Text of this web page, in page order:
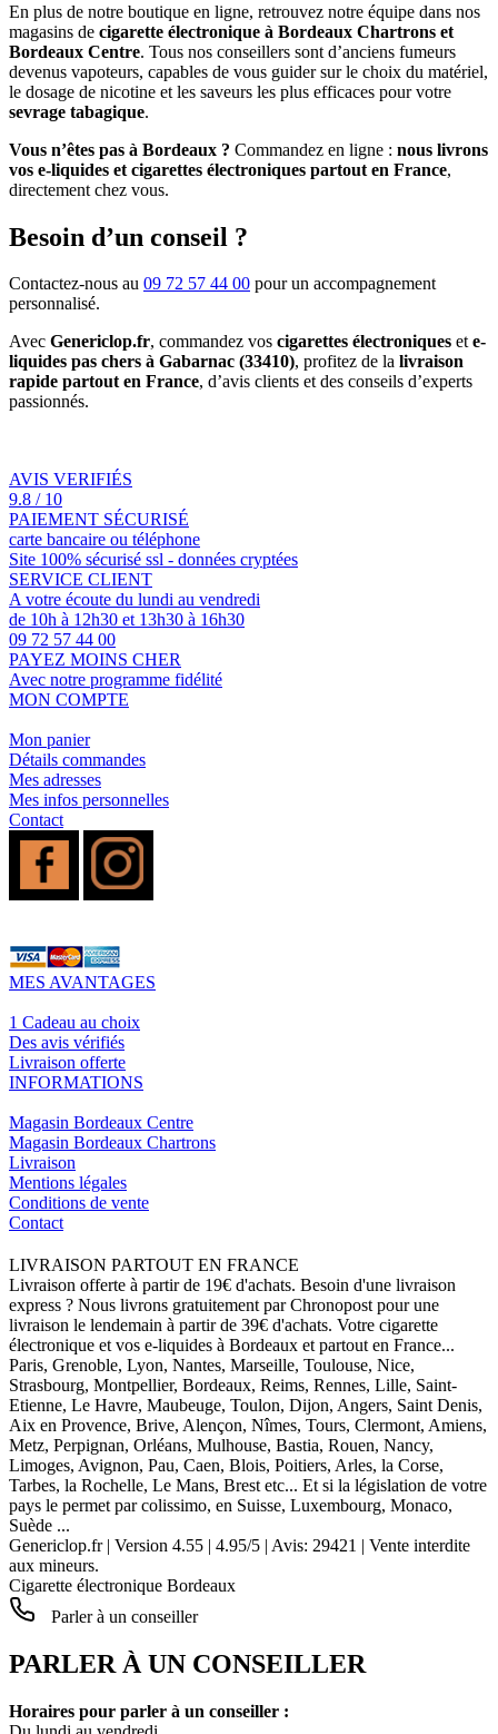
En plus de notre boutique en ligne, retrouvez notre équipe dans nos
magasins de cigarette électronique à Bordeaux Chartrons et
Bordeaux Centre. Tous nos conseillers sont d’anciens fumeurs
devenus vapoteurs, capables de vous guider sur le choix du matériel,
le dosage de nicotine et les saveurs les plus efficaces pour votre
sevrage tabagique.
Vous n’êtes pas à Bordeaux ? Commandez en ligne : nous livrons
vos e-liquides et cigarettes électroniques partout en France,
directement chez vous.
Besoin d’un conseil ?
Contactez-nous au 09 72 57 44 00 pour un accompagnement
personnalisé.
Avec Genericlop.fr, commandez vos cigarettes électroniques ete-
liquides pas chers à Gabarnac (33410), profitez de la livraison
rapide partout en France, d’avis clients et des conseils d’experts
passionnés.
AVIS VERIFIÉS
9.8 / 10
PAIEMENT SÉCURISÉ
carte bancaire ou téléphone
Site 100% sécurisé ssl - données cryptées
SERVICE CLIENT
A votre écoute du lundi au vendredi
de 10h à 12h30 et 13h30 à 16h30
09 72 57 44 00
PAYEZ MOINS CHER
Avec notre programme fidélité
MON COMPTE
Mon panier
Détails commandes
Mes adresses
Mes infos personnelles
Contact
MES AVANTAGES
1 Cadeau au choix
Des avis vérifiés
Livraison offerte
INFORMATIONS
Magasin Bordeaux Centre
Magasin Bordeaux Chartrons
Livraison
Mentions légales
Conditions de vente
Contact
LIVRAISON PARTOUT EN FRANCE
Livraison offerte à partir de 19€ d'achats. Besoin d'une livraison
express ? Nous livrons gratuitement par Chronopost pour une
livraison le lendemain à partir de 39€ d'achats. Votre cigarette
électronique et vos e-liquides à Bordeaux et partout en France...
Paris, Grenoble, Lyon, Nantes, Marseille, Toulouse, Nice,
Strasbourg, Montpellier, Bordeaux, Reims, Rennes, Lille, Saint-
Etienne, Le Havre, Maubeuge, Toulon, Dijon, Angers, Saint Denis,
Aix en Provence, Brive, Alençon, Nîmes, Tours, Clermont, Amiens,
Metz, Perpignan, Orléans, Mulhouse, Bastia, Rouen, Nancy,
Limoges, Avignon, Pau, Caen, Blois, Poitiers, Arles, la Corse,
Tarbes, la Rochelle, Le Mans, Brest etc... Et si la législation de votre
pays le permet par colissimo, en Suisse, Luxembourg, Monaco,
Suède ...
Genericlop.fr| Version 4.55 | 4.95/5 | Avis: 29421 | Vente interdite
aux mineurs.
Cigarette électronique Bordeaux
Parler à un conseiller
PARLER À UN CONSEILLER
Horaires pour parler à un conseiller :